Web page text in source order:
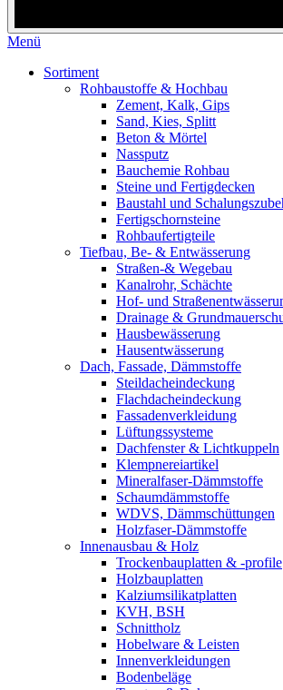
Menü
Sortiment
Rohbaustoffe & Hochbau
Zement, Kalk, Gips
Sand, Kies, Splitt
Beton & Mörtel
Nassputz
Bauchemie Rohbau
Steine und Fertigdecken
Baustahl und
Fertigschornsteine
Rohbaufertigteile
Tiefbau, Be- & Entwässerung
Straßen-& Wegebau
Kanalrohr, Schächte
Hof- und
Drainage &
Hausbewässerung
Hausentwässerung
Dach, Fassade, Dämmstoffe
Steildacheindeckung
Flachdacheindeckung
Fassadenverkleidung
Lüftungssysteme
Dachfenster & Lichtkuppeln
Klempnereiartikel
Mineralfaser-Dämmstoffe
Schaumdämmstoffe
WDVS, Dämmschüttungen
Holzfaser-Dämmstoffe
Innenausbau & Holz
Trockenbauplatten & -profile
Holzbauplatten
Kalziumsilikatplatten
KVH, BSH
Schnittholz
Hobelware & Leisten
Innenverkleidungen
Bodenbeläge